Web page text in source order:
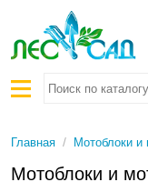
Главная / Мотоблоки и
Мотоблоки и